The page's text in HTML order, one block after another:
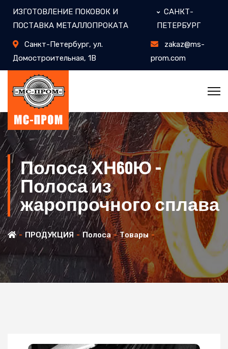
ИЗГОТОВЛЕНИЕ ПОКОВОК И
ПОСТАВКА МЕТАЛЛОПРОКАТА
САНКТ-
ПЕТЕРБУРГ
Санкт-Петербург, ул.
Домостроительная, 1В
zakaz@ms-
prom.com
Полоса ХН60Ю -
Полоса из
жаропрочного сплава
ПРОДУКЦИЯ Полоса Товары